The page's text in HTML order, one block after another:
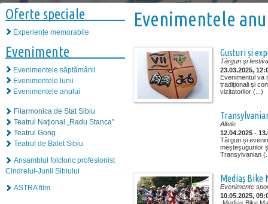
Oferte speciale
Experiențe memorabile
Evenimente
Evenimentele săptămânii
Evenimentele lunii
Evenimentele anului
Filarmonica de Stat Sibiu
Teatrul Naţional „Radu Stanca”
Teatrul Gong
Teatrul de Balet Sibiu
Ansamblul folcloric profesionist
Cindrelul-Junii Sibiului
ASTRA film
Evenimentele
Gusturi și
Târguri şi
23.03.2025,
Evenimentul va
tradiționali și
vizitatorilor (...)
Altele
12.04.2025 -
Târguri și
meșteșugurilor
Transylvanian
Mediaș Bike
Evenimente
10.05.2025,